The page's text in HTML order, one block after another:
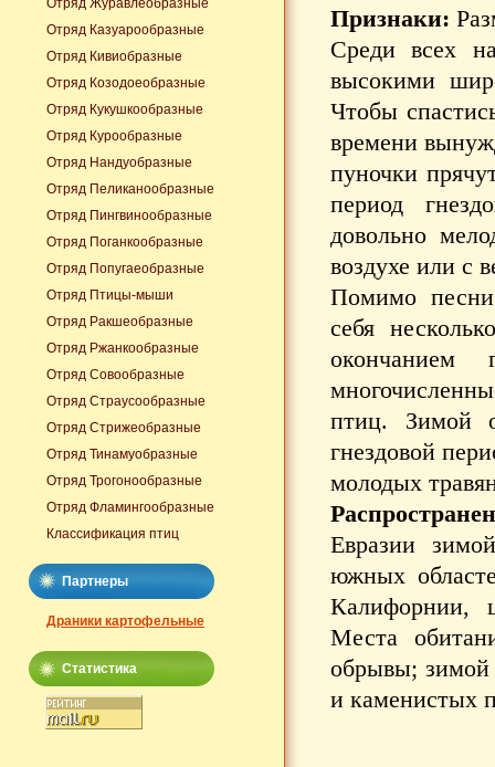
Признаки:
Среди всех
высокими
Чтобы
времени
пуночки
период
довольно
воздухе или с
Помимо песни
себя
окончанием
птиц. Зимой
гнездовой
молодых
Евразии
южных
Калифорнии,
Места
обрывы; зимой
и каменистых
Отряд Журавлеобразные
Отряд Казуарообразные
Отряд Кивиобразные
Отряд Козодоеобразные
Отряд Кукушкообразные
Отряд Курообразные
Отряд Нандуобразные
Отряд Пеликанообразные
Отряд Пингвинообразные
Отряд Поганкообразные
Отряд Попугаеобразные
Отряд Птицы-мыши
Отряд Ракшеобразные
Отряд Ржанкообразные
Отряд Совообразные
Отряд Страусообразные
Отряд Стрижеобразные
Отряд Тинамуобразные
Отряд Трогонообразные
Отряд Фламингообразные
Классификация птиц
Партнеры
Драники картофельные
Статистика